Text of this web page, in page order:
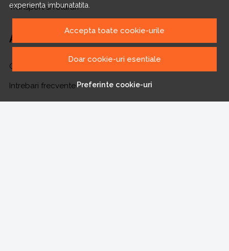
experienta imbunatatita.
Accepta toate cookie-urile
Doar cookie-uri esentiale
Preferinte cookie-uri
Transport si retururi
ASISTENTA
Contacteaza-ne
Intrebari frecvente